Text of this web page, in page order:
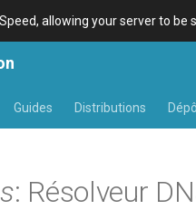
allowing your server to be
Guides Distributions
: Résolveur